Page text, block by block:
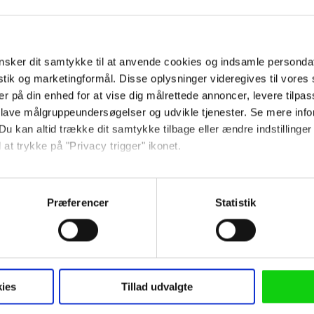
dit samtykke til at anvende cookies og indsamle
og marketingformål. Disse oplysninger videregives til vores
på din enhed for at vise dig målrettede annoncer, levere
målgruppeundersøgelser og udvikle tjenester. Se mere
kan altid trække dit samtykke tilbage eller ændre
at trykke på "Privacy trigger" ikonet.
gerne:
om din placering, der kan være nøjagtig inden for få
cookies og indsamle persondata om IP-adresse, ID
videregives til vores samarbejdspartnere, der opbevarer
annoncer, levere tilpasset indhold, foretage annonce- og
Præferencer Statistik
Tillad udvalgte
i mange forskellige
filmen som et
noget særligt
genstridig og
nerve, sjæl og umistelig